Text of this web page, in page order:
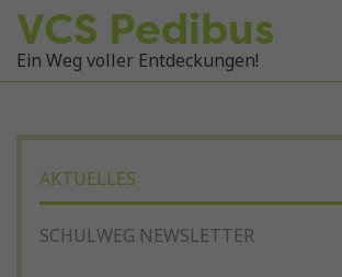
VCS Pedibus
Ein Weg voller Entdeckungen!
AKTUELLES
SCHULWEG NEWSLETTER